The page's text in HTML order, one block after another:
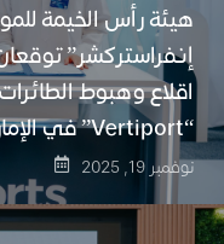
هيئة رأس الخيمة
إنفراستركشر”
اقلاع وهبوط الطائرات
“Vertiport” في الإمارة
نوفمبر 19, 2025